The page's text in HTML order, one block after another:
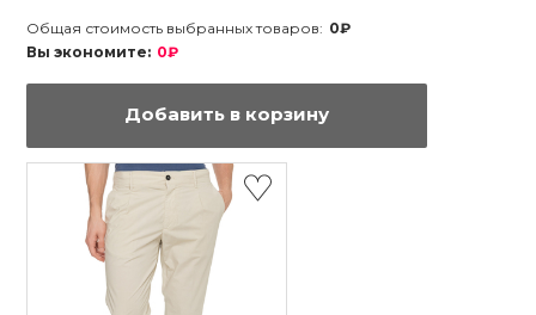
Общая стоимость выбранных товаров: 0₽
Вы экономите: 0₽
Добавить в корзину